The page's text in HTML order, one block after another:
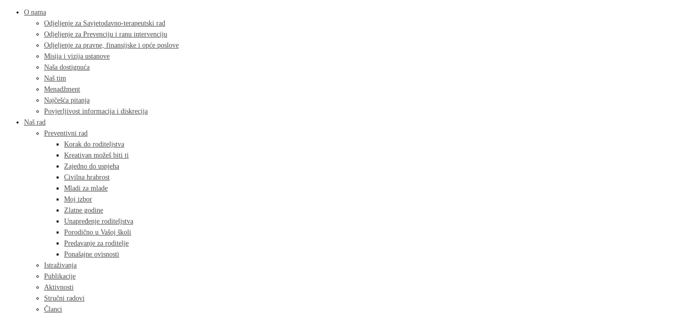
O nama
Odjeljenje za Savjetodavno-terapeutski rad
Odjeljenje za Prevenciju i ranu intervenciju
Odjeljenje za pravne, finansijske i opće poslove
Misija i vizija ustanove
Naša dostignuća
Naš tim
Menadžment
Najčešća pitanja
Povjerljivost informacija i diskrecija
Naš rad
Preventivni rad
Korak do roditeljstva
Kreativan možeš biti ti
Zajedno do uspjeha
Civilna hrabrost
Mladi za mlade
Moj izbor
Zlatne godine
Unapređenje roditeljstva
Porodično u Vašoj školi
Predavanje za roditelje
Ponašajne ovisnosti
Istraživanja
Publikacije
Aktivnosti
Stručni radovi
Članci